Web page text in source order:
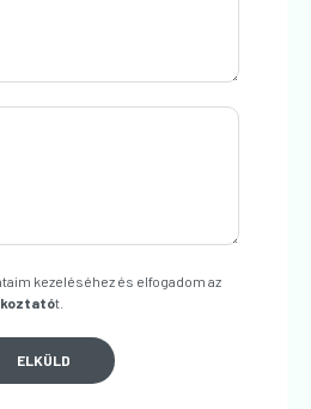
kezeléséhez és elfogadom az
t.
ELKÜLD